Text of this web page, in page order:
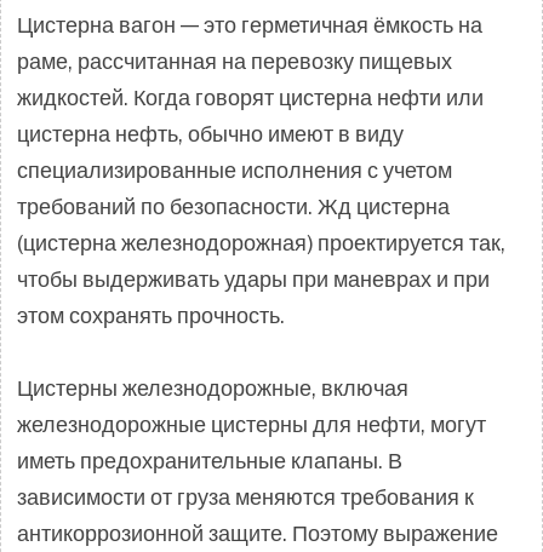
Цистерна вагон — это герметичная ёмкость на
раме, рассчитанная на перевозку пищевых
жидкостей. Когда говорят цистерна нефти или
цистерна нефть, обычно имеют в виду
специализированные исполнения с учетом
требований по безопасности. Жд цистерна
(цистерна железнодорожная) проектируется так,
чтобы выдерживать удары при маневрах и при
этом сохранять прочность.
Цистерны железнодорожные, включая
железнодорожные цистерны для нефти, могут
иметь предохранительные клапаны. В
зависимости от груза меняются требования к
антикоррозионной защите. Поэтому выражение